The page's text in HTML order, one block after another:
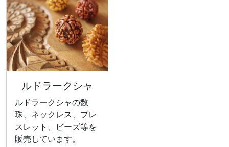
ルドラークシャ
ルドラークシャの数
珠、ネックレス、ブレ
スレット、ビーズ等を
販売しています。